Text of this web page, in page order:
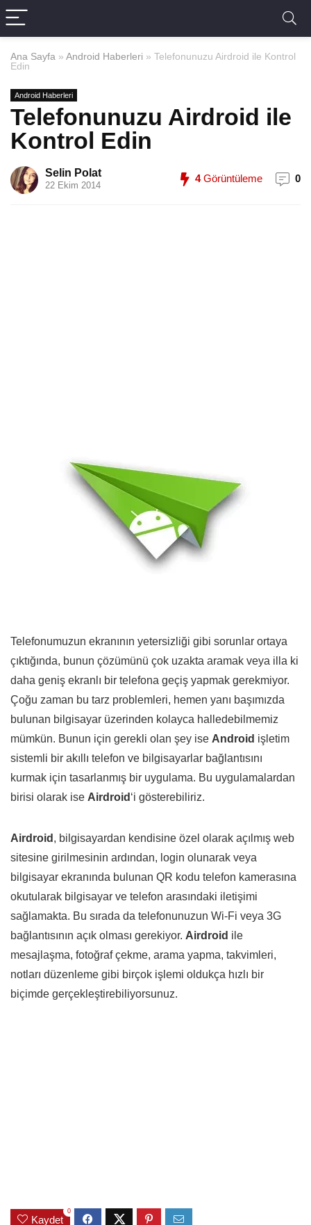
Ana Sayfa » Android Haberleri » Telefonunuzu Airdroid ile Kontrol
Edin
Android Haberleri
Telefonunuzu Airdroid ile
Kontrol Edin
Selin Polat
22 Ekim 2014
4Görüntüleme 0
Telefonumuzun ekranının yetersizliği gibi sorunlar ortaya
çıktığında, bunun çözümünü çok uzakta aramak veya illa ki
daha geniş ekranlı bir telefona geçiş yapmak gerekmiyor.
Çoğu zaman bu tarz problemleri, hemen yanı başımızda
bulunan bilgisayar üzerinden kolayca halledebilmemiz
mümkün. Bunun için gerekli olan şey ise Android işletim
sistemli bir akıllı telefon ve bilgisayarlar bağlantısını
kurmak için tasarlanmış bir uygulama. Bu uygulamalardan
birisi olarak ise Airdroid ‘i gösterebiliriz.
Airdroid , bilgisayardan kendisine özel olarak açılmış web
sitesine girilmesinin ardından, login olunarak veya
bilgisayar ekranında bulunan QR kodu telefon kamerasına
okutularak bilgisayar ve telefon arasındaki iletişimi
sağlamakta. Bu sırada da telefonunuzun Wi-Fi veya 3G
bağlantısının açık olması gerekiyor. Airdroid ile
mesajlaşma, fotoğraf çekme, arama yapma, takvimleri,
notları düzenleme gibi birçok işlemi oldukça hızlı bir
biçimde gerçekleştirebiliyorsunuz.
Kaydet
0